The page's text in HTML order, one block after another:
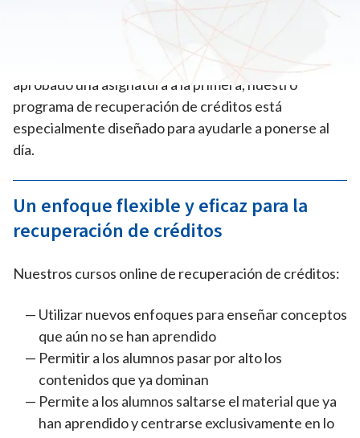
El éxito de tu hijo es nuestra principal prioridad. Tanto
aprobado una asignatura a la primera, nuestro
programa de recuperación de créditos está
especialmente diseñado para ayudarle a ponerse al
día.
Un enfoque flexible y eficaz para la
recuperación de créditos
Nuestros cursos online de recuperación de créditos:
Utilizar nuevos enfoques para enseñar conceptos
que aún no se han aprendido
Permitir a los alumnos pasar por alto los
contenidos que ya dominan
Permite a los alumnos saltarse el material que ya
han aprendido y centrarse exclusivamente en lo